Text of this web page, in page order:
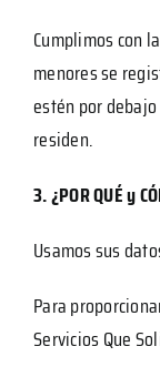
Cumplimos con
menores se
estén por
residen.
3. ¿POR QUÉ y
Usamos sus
Para
Servicios Que